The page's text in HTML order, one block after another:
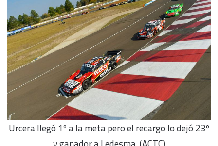
Urcera llegó 1º a la meta pero el recargo lo dejó 23º